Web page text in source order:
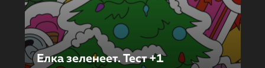
Елка зеленеет. Тест +1